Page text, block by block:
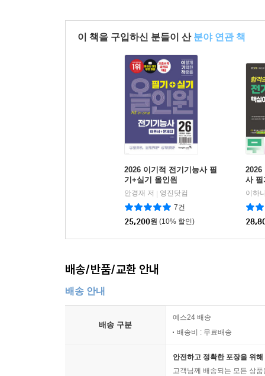
이 책을 구입하신 분들이 산 분야 연관 책
2026 이기적 전기기능사 필
기+실기 올인원
안경재 저
영진닷컴
7건
25,200원 (10% 할인)
2026
사 필
문제
이하
배송/반품/교환 안내
배송 안내
배송 구분
예스24 배송
배송비 : 무료배송
안전하고 정확한 포장을 위
고객님께 배송되는 모든 상